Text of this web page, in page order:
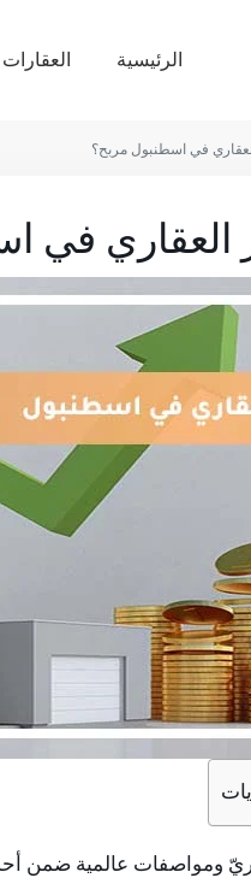
الرئيسية العقارات
في اسطنبول مربح؟
العقاري في
ومواصفات عالمية ضمن أحد